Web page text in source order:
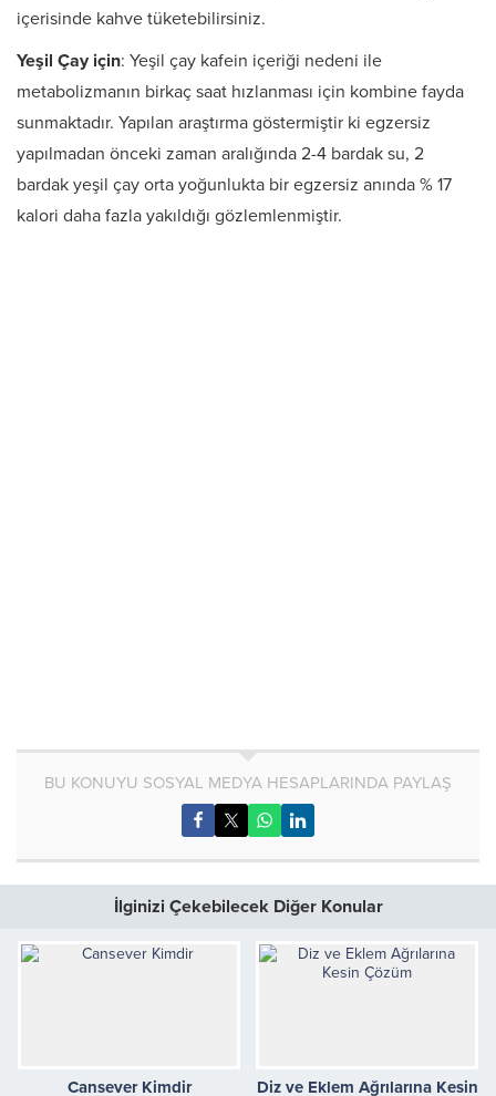
içerisinde kahve tüketebilirsiniz.
Yeşil Çay için: Yeşil çay kafein içeriği nedeni ile
metabolizmanın birkaç saat hızlanması için kombine fayda
sunmaktadır. Yapılan araştırma göstermiştir ki egzersiz
yapılmadan önceki zaman aralığında 2-4 bardak su, 2
bardak yeşil çay orta yoğunlukta bir egzersiz anında % 17
kalori daha fazla yakıldığı gözlemlenmiştir.
BU KONUYU SOSYAL MEDYA HESAPLARINDA PAYLAŞ
İlginizi Çekebilecek Diğer Konular
Cansever Kimdir
Diz ve Eklem Ağrılarına Kesin